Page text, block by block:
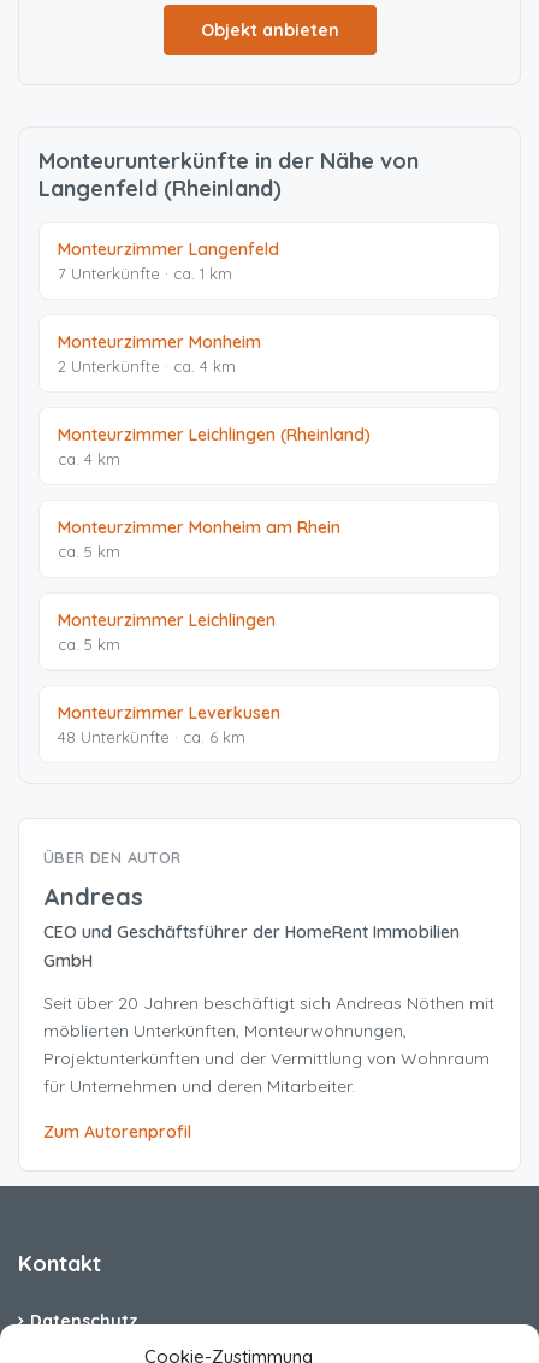
Cookie-Zustimmung
Objekt anbieten
Monteurunterkünfte in der Nähe von
Langenfeld (Rheinland)
Monteurzimmer Langenfeld
7 Unterkünfte · ca. 1 km
Monteurzimmer Monheim
2 Unterkünfte · ca. 4 km
Monteurzimmer Leichlingen (Rheinland)
ca. 4 km
Monteurzimmer Monheim am Rhein
ca. 5 km
Monteurzimmer Leichlingen
ca. 5 km
Monteurzimmer Leverkusen
48 Unterkünfte · ca. 6 km
ÜBER DEN AUTOR
Andreas
CEO und Geschäftsführer der HomeRent Immobilien
GmbH
Seit über 20 Jahren beschäftigt sich Andreas Nöthen mit
möblierten Unterkünften, Monteurwohnungen,
Projektunterkünften und der Vermittlung von Wohnraum
für Unternehmen und deren Mitarbeiter.
Zum Autorenprofil
Kontakt
Datenschutz